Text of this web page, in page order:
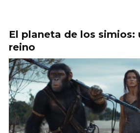
El planeta de los simios:
reino